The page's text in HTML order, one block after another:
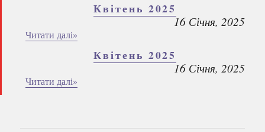
Квітень 2025
16 Січня, 2025
Читати далі»
Квітень 2025
16 Січня, 2025
Читати далі»